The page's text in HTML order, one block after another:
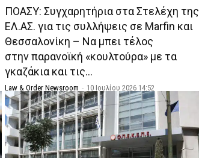
ΠΟΑΣΥ: Συγχαρητήρια στα Στελέχη της
ΕΛ.ΑΣ. για τις συλλήψεις σε Marfin και
Θεσσαλονίκη – Να μπει τέλος
στην παρανοϊκή «κουλτούρα» με τα
γκαζάκια και τις...
Law & Order Newsroom - 10 Ιουλίου 2026 14:52